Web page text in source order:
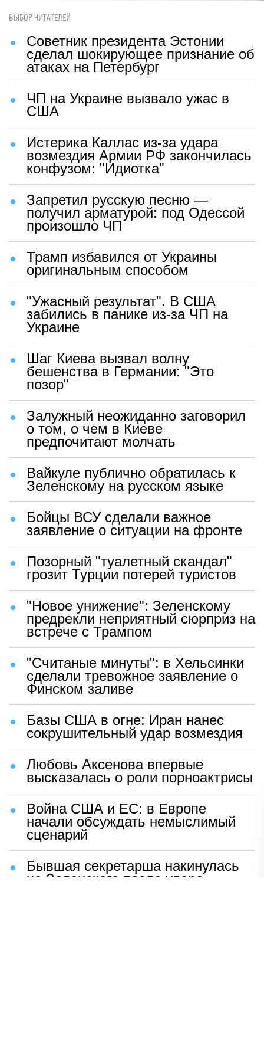
ВЫБОР ЧИТАТЕЛЕЙ
Советник президента Эстонии
сделал шокирующее признание об
атаках на Петербург
ЧП на Украине вызвало ужас в
США
Истерика Каллас из-за удара
возмездия Армии РФ закончилась
конфузом: "Идиотка"
Запретил русскую песню —
получил арматурой: под Одессой
произошло ЧП
Трамп избавился от Украины
оригинальным способом
"Ужасный результат". В США
забились в панике из-за ЧП на
Украине
Шаг Киева вызвал волну
бешенства в Германии: "Это
позор"
Залужный неожиданно заговорил
о том, о чем в Киеве
предпочитают молчать
Вайкуле публично обратилась к
Зеленскому на русском языке
Бойцы ВСУ сделали важное
заявление о ситуации на фронте
Позорный "туалетный скандал"
грозит Турции потерей туристов
"Новое унижение": Зеленскому
предрекли неприятный сюрприз на
встрече с Трампом
"Считаные минуты": в Хельсинки
сделали тревожное заявление о
Финском заливе
Базы США в огне: Иран нанес
сокрушительный удар возмездия
Любовь Аксенова впервые
высказалась о роли порноактрисы
Война США и ЕС: в Европе
начали обсуждать немыслимый
сценарий
Бывшая секретарша накинулась
на Зеленского после удара